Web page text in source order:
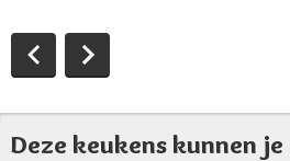
Deze keukens kunnen